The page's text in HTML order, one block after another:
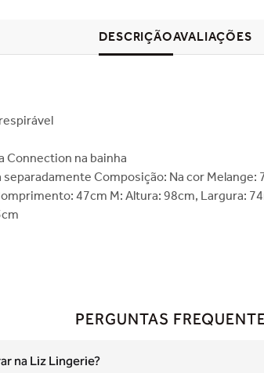
DESCRIÇÃOAVALIAÇÕES
Connection na bainha
Composição: Na cor
47cm M: Altura: 98cm, Largura:
PERGUNTAS
na Liz Lingerie?